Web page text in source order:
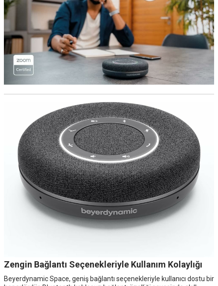
Zengin Bağlantı Seçenekleriyle Kullanım Kolaylığı
Beyerdynamic Space, geniş bağlantı seçenekleriyle kullanıcı dostu bir